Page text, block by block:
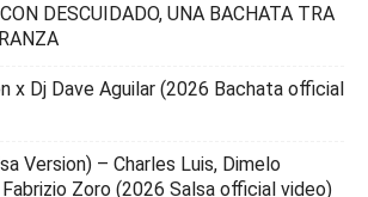
DESCUIDADO, UNA BACHATA TRA
x Dj Dave Aguilar (2026 Bachata official
Version) – Charles Luis, Dimelo
Fabrizio Zoro (2026 Salsa official video)